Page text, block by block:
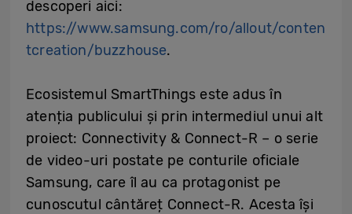
descoperi aici:
https://www.samsung.com/ro/allout/conten
tcreation/buzzhouse.
Ecosistemul SmartThings este adus în
atenția publicului și prin intermediul unui alt
proiect: Connectivity & Connect-R – o serie
de video-uri postate pe conturile oficiale
Samsung, care îl au ca protagonist pe
cunoscutul cântăreț Connect-R. Acesta își